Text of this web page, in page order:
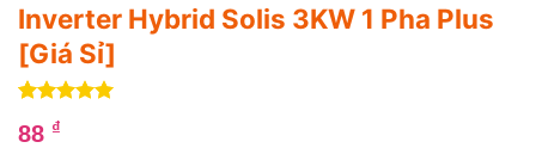
Inverter Hybrid Solis 3KW 1 Pha Plus
[Giá Sỉ]
trên 5
dựa trên
88 ₫